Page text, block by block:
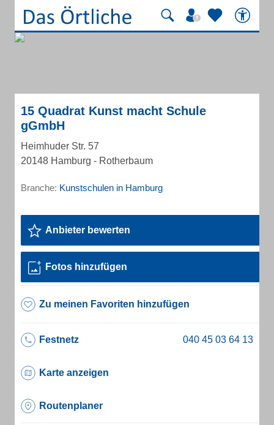
15 Quadrat Kunst macht Schule
gGmbH
Heimhuder Str. 57
20148 Hamburg - Rotherbaum
Branche: Kunstschulen in Hamburg
Anbieter bewerten
Fotos hinzufügen
Zu meinen Favoriten hinzufügen
Festnetz
Karte anzeigen
Routenplaner